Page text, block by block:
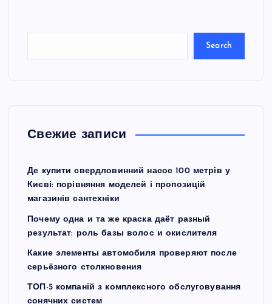
Search
Свежие записи
Де купити свердловинний насос 100 метрів у
Києві: порівняння моделей і пропозицій
магазинів сантехніки
Почему одна и та же краска даёт разный
результат: роль базы волос и окислителя
Какие элементы автомобиля проверяют после
серьёзного столкновения
ТОП-5 компаній з комплексного обслуговування
сонячних систем